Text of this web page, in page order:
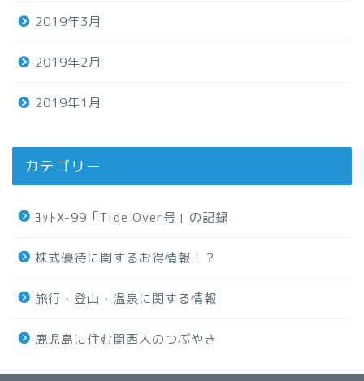
2019年3月
2019年2月
2019年1月
カテゴリー
ﾖｯﾄX-99「Tide Over号」の記録
株式優待に関するお得情報！？
旅行・登山・温泉に関する情報
鹿児島に住む関西人のつぶやき